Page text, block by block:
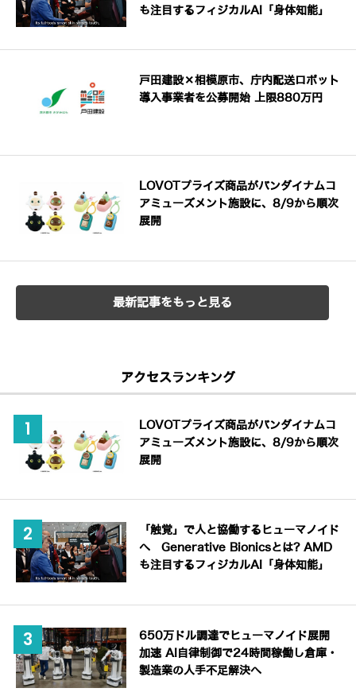
も注目するフィジカルAI「身体知能」
戸田建設×相模原市、庁内配送ロボット
導入事業者を公募開始 上限880万円
LOVOTプライズ商品がバンダイナムコ
アミューズメント施設に、8/9から順次
展開
最新記事をもっと見る
アクセスランキング
LOVOTプライズ商品がバンダイナムコ
アミューズメント施設に、8/9から順次
展開
「触覚」で人と協働するヒューマノイド
へ Generative Bionicsとは? AMD
も注目するフィジカルAI「身体知能」
650万ドル調達でヒューマノイド展開
加速 AI自律制御で24時間稼働し倉庫・
製造業の人手不足解決へ